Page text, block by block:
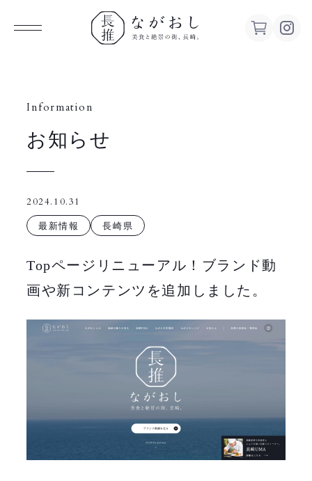
し 美食
と絶景の
崎。
Information
お知らせ
2024.10.31
最新情報 長崎県
Topページリニューアル！ブランド動
画や新コンテンツを追加しました。